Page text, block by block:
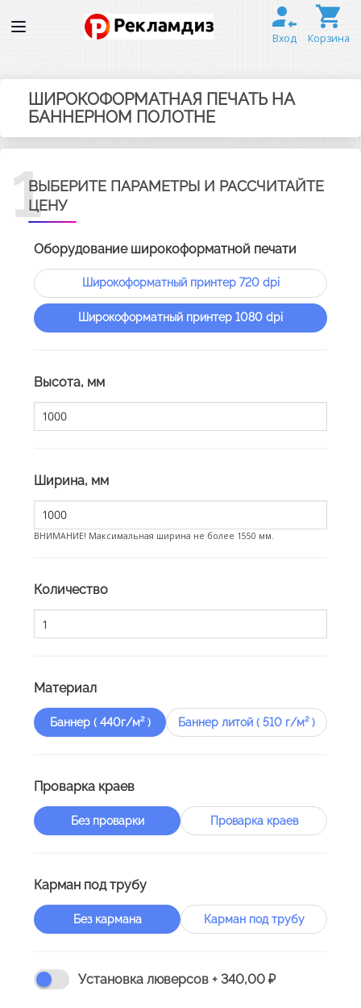
Вход Корзина
ШИРОКОФОРМАТНАЯ ПЕЧАТЬ НА
БАННЕРНОМ ПОЛОТНЕ
1ВЫБЕРИТЕ ПАРАМЕТРЫ И РАССЧИТАЙТЕ
ЦЕНУ
Оборудование широкоформатной печати
Широкоформатный принтер 720 dpi
Широкоформатный принтер 1080 dpi
Высота, мм
Ширина, мм
ВНИМАНИЕ! Максимальная ширина не более 1550 мм.
Количество
Материал
Баннер ( 440г/м² ) Баннер литой ( 510 г/м² )
Проварка краев
Без проварки Проварка краев
Карман под трубу
Без кармана Карман под трубу
Установка люверсов + 340,00 ₽